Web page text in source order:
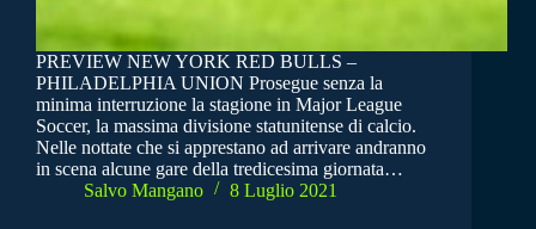
PREVIEW NEW YORK RED BULLS –
PHILADELPHIA UNION Prosegue senza la
minima interruzione la stagione in Major League
Soccer, la massima divisione statunitense di calcio.
Nelle nottate che si apprestano ad arrivare andranno
in scena alcune gare della tredicesima giornata…
Salvo Mangano
8 Luglio 2021